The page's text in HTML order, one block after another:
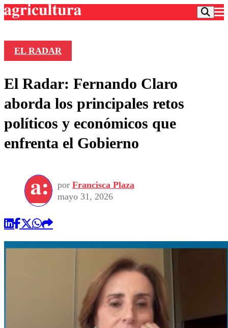
Frecuencias
Agricultura TV
Deportes
Colo Colo
Motor
Torneo Internacional
Torneo Nacional
Entretención
Noticias
Internacional
Nacional
Vida Social
Programas
Comercial
EL RADAR
El Radar: Fernando Claro
aborda los principales retos
políticos y económicos que
enfrenta el Gobierno
por Francisca Plaza
mayo 31, 2026